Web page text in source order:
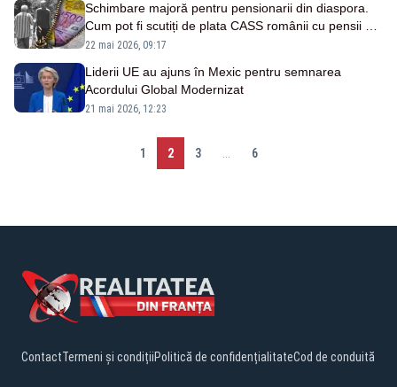
Schimbare majoră pentru pensionarii din diaspora.
Cum pot fi scutiți de plata CASS românii cu pensii de
peste 3.000 de lei
22 mai 2026, 09:17
Liderii UE au ajuns în Mexic pentru semnarea
Acordului Global Modernizat
21 mai 2026, 12:23
1 2 3 6
ContactTermeni și condițiiPolitică de confidențialitateCod de conduită